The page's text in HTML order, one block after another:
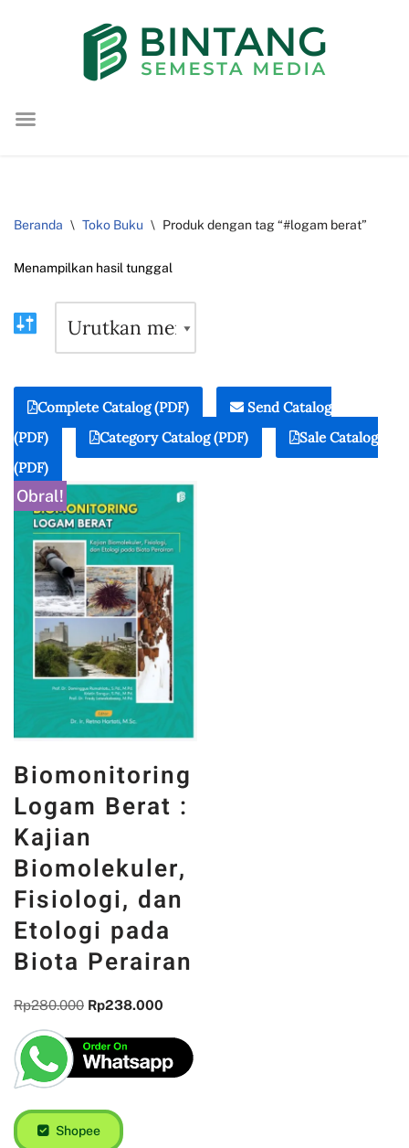
konten
Beranda \ Toko Buku \ Produk dengan tag “#logam berat”
Menampilkan hasil tunggal
Complete Catalog (PDF)
Send Catalog
(PDF)
Category Catalog (PDF)
Sale Catalog
(PDF)
Obral!
Biomonitoring
Logam Berat :
Kajian
Biomolekuler,
Fisiologi, dan
Etologi pada
Biota Perairan
Rp280.000 Rp238.000
Shopee